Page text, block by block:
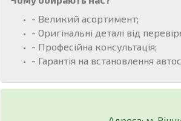
- Великий асортимент;
- Оригінальні деталі від
- Професійна консультація;
- Гарантія на встановлення